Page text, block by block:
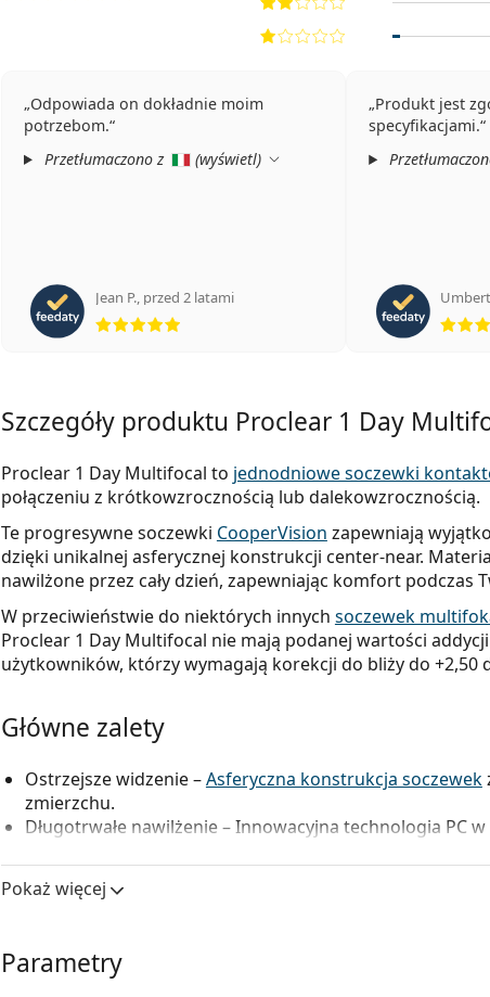
Odpowiada on dokładnie moim
potrzebom.
Przetłumaczono z
(wyświetl)
Jean P., przed 2 latami
Produkt jest
specyfikacjami.
Szczegóły produktu Proclear 1 Day
Proclear 1 Day Multifocal to jednodniowe soczewki
połączeniu z krótkowzrocznością lub dalekowzrocznością.
Te progresywne soczewki CooperVision zapewniają
dzięki unikalnej asferycznej konstrukcji center-near.
nawilżone przez cały dzień, zapewniając komfort podczas
W przeciwieństwie do niektórych innych soczewek
Proclear 1 Day Multifocal nie mają podanej wartości
użytkowników, którzy wymagają korekcji do bliży do +2,50
Główne zalety
Ostrzejsze widzenie –Asferyczna konstrukcja soczewek
zmierzchu.
Długotrwałe nawilżenie –Innowacyjna technologia PC
osób doświadczających suchości lub wrażliwości oczu.
prostu wyrzucić, bez konieczności martwienia się o
Pokaż więcej
Parametry